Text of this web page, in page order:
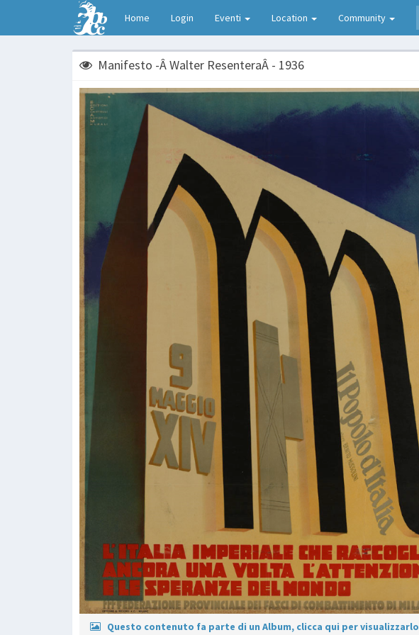
Home Login Eventi Location Community
Manifesto -Â Walter ResenteraÂ - 1936
Questo contenuto fa parte di un Album, clicca qui per visualizzarlo